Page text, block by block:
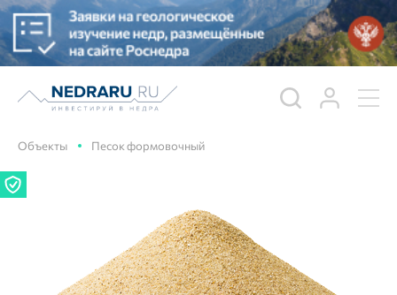
Объекты Песок формовочный